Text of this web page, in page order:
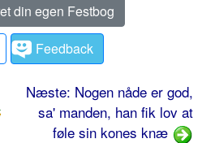
din egen Festbog
Feedback
Næste: Nogen nåde er god,
sa' manden, han fik lov at
føle sin kones knæ